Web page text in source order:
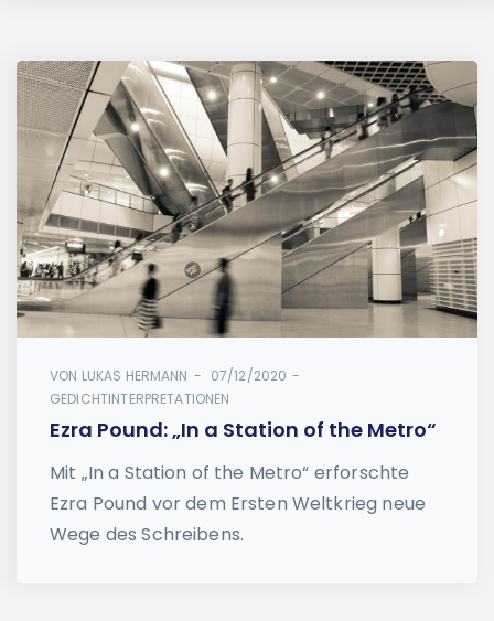
VON LUKAS HERMANN
07/12/2020
GEDICHTINTERPRETATIONEN
Ezra Pound: „In a Station of the Metro“
Mit „In a Station of the Metro“ erforschte
Ezra Pound vor dem Ersten Weltkrieg neue
Wege des Schreibens.